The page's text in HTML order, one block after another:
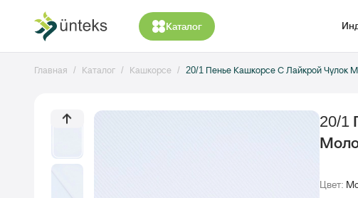
Каталог
Главная Каталог Кашкорсе 20/1 Пенье Кашкорсе С Лайкрой Чулок
20/1
Цвет: